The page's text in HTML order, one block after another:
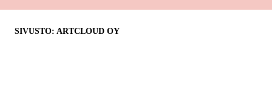
SIVUSTO: ARTCLOUD OY